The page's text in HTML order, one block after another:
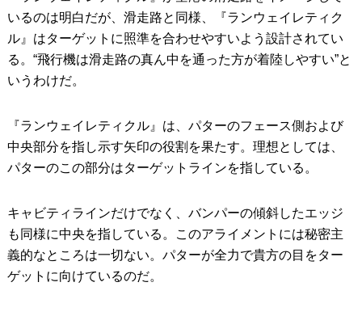
いるのは明白だが、滑走路と同様、『ランウェイレティク
ル』はターゲットに照準を合わせやすいよう設計されてい
る。“飛行機は滑走路の真ん中を通った方が着陸しやすい”と
いうわけだ。
『ランウェイレティクル』は、パターのフェース側および
中央部分を指し示す矢印の役割を果たす。理想としては、
パターのこの部分はターゲットラインを指している。
キャビティラインだけでなく、バンパーの傾斜したエッジ
も同様に中央を指している。このアライメントには秘密主
義的なところは一切ない。パターが全力で貴方の目をター
ゲットに向けているのだ。